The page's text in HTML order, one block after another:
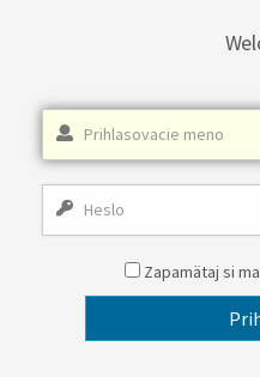
Zapamätaj si